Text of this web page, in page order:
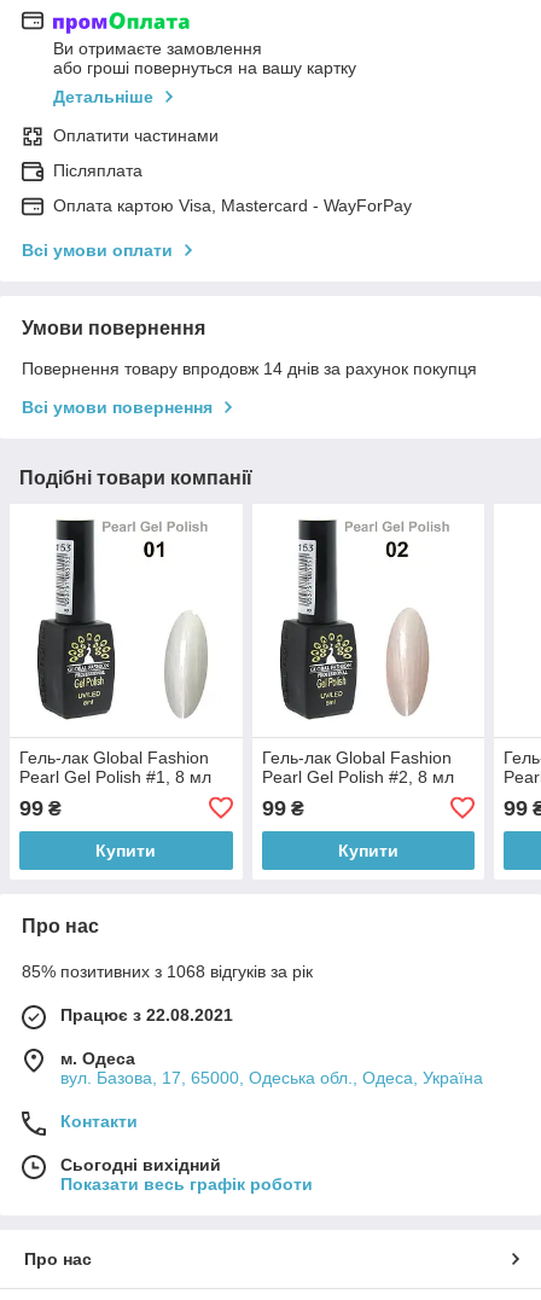
Ви отримаєте замовлення
або гроші повернуться на вашу картку
Детальніше
Оплатити частинами
Післяплата
Оплата картою Visa, Mastercard - WayForPay
Всі умови оплати
Умови повернення
Повернення товару впродовж 14 днів за рахунок покупця
Всі умови повернення
Подібні товари компанії
Гель-лак Global Fashion
Pearl Gel Polish #1, 8 мл
99 ₴
Купити
Гель-лак Global Fashion
Pearl Gel Polish #2, 8 мл
99₴
Купити
99
Про нас
85% позитивних з 1068 відгуків за рік
Працює з 22.08.2021
м. Одеса
вул. Базова, 17, 65000, Одеська обл., Одеса, Україна
Контакти
Сьогодні вихідний
Показати весь графік роботи
Про нас